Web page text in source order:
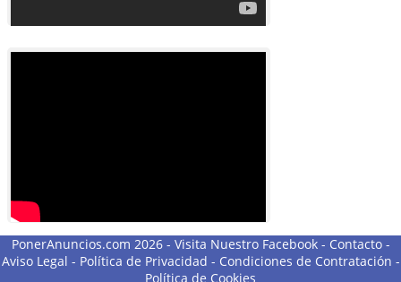
PonerAnuncios.com 2026 - Visita Nuestro Facebook- Contacto-
Aviso Legal - Política de Privacidad - Condiciones de Contratación -
Política de Cookies